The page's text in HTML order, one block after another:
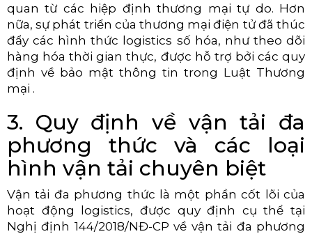
quan từ các hiệp định thương mại tự do. Hơn
nữa, sự phát triển của thương mại điện tử đã thúc
đẩy các hình thức logistics số hóa, như theo dõi
hàng hóa thời gian thực, được hỗ trợ bởi các quy
định về bảo mật thông tin trong Luật Thương
mại .
3. Quy định về vận tải đa
phương thức và các loại
hình vận tải chuyên biệt
Vận tải đa phương thức là một phần cốt lõi của
hoạt động logistics, được quy định cụ thể tại
Nghị định 144/2018/NĐ-CP về vận tải đa phương